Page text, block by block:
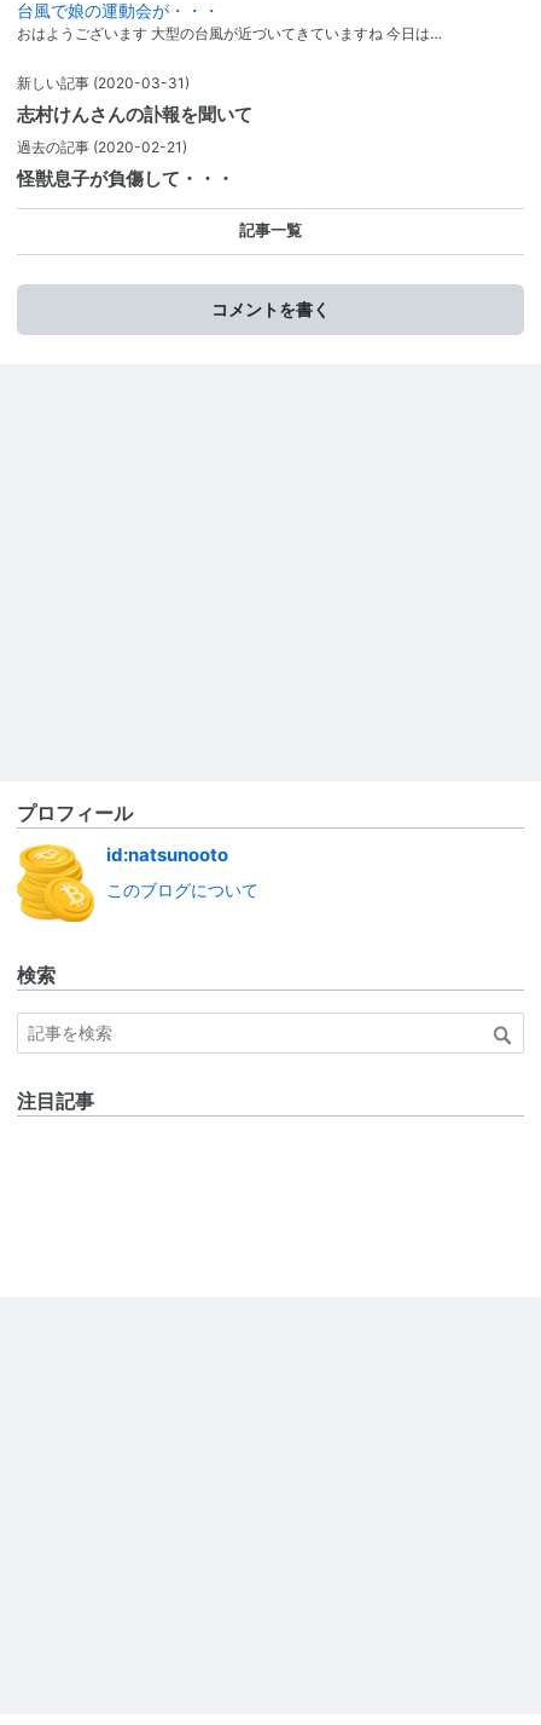
台風で娘の運動会が・・・
おはようございます 大型の台風が近づいてきていますね 今日は…
新しい記事 (2020-03-31)
志村けんさんの訃報を聞いて
過去の記事 (2020-02-21)
怪獣息子が負傷して・・・
記事一覧
コメントを書く
プロフィール
id:natsunooto
このブログについて
検索
注目記事